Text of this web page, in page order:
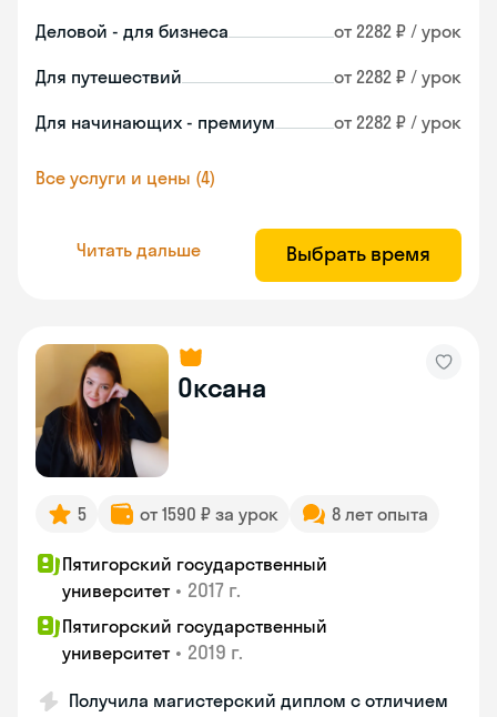
Деловой - для бизнеса от 2282 ₽ / урок
Для путешествий от 2282 ₽ / урок
Для начинающих - премиум от 2282 ₽ / урок
Все услуги и цены (4)
Читать дальше Выбрать время
Оксана
5 от 1590 ₽ за урок 8 лет опыта
Пятигорский государственный
университет • 2017 г.
Пятигорский государственный
университет • 2019 г.
Получила магистерский диплом с отличием